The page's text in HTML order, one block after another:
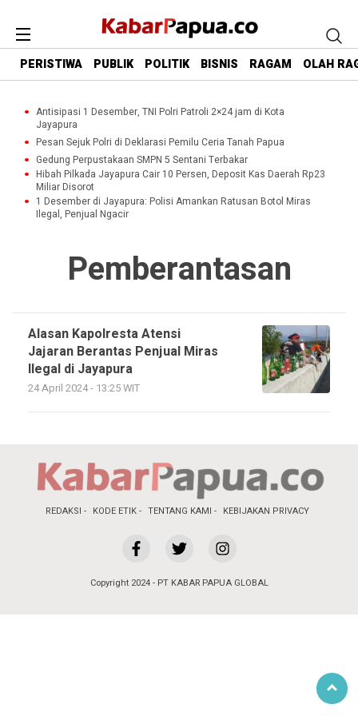
PERISTIWA PUBLIK POLITIK BISNIS RAGAM OLAH
Antisipasi 1 Desember, TNI Polri Patroli 2×24 jam di Kota
Jayapura
Pesan Sejuk Polri di Deklarasi Pemilu Ceria Tanah Papua
Gedung Perpustakaan SMPN 5 Sentani Terbakar
Hibah Pilkada Jayapura Cair 10 Persen, Deposit Kas Daerah Rp23
Miliar Disorot
1 Desember di Jayapura: Polisi Amankan Ratusan Botol Miras
Ilegal, Penjual Ngacir
Pemberantasan
Alasan Kapolresta Atensi
Jajaran Berantas Penjual Miras
Ilegal di Jayapura
24 April 2024 - 13:25 WIT
REDAKSI KODE ETIK TENTANG KAMI KEBIJAKAN PRIVACY
Copyright 2024 - PT KABAR PAPUA GLOBAL